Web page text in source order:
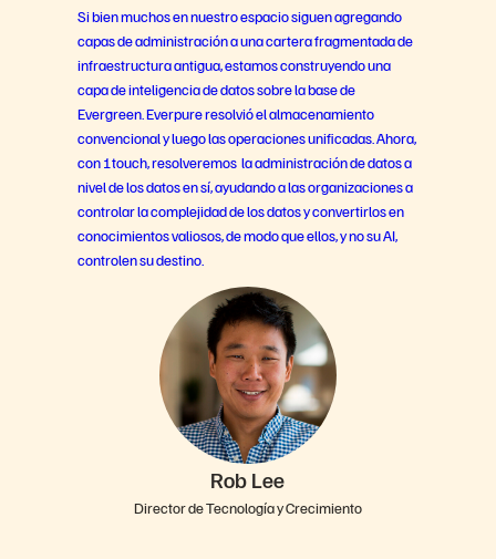
Si bien muchos en nuestro espacio siguen agregando
capas de administración a una cartera fragmentada de
infraestructura antigua, estamos construyendo una
capa de inteligencia de datos sobre la base de
Evergreen. Everpure resolvió el almacenamiento
convencional y luego las operaciones unificadas. Ahora,
con 1touch, resolveremos la administración de datos a
nivel de los datos en sí, ayudando a las organizaciones a
controlar la complejidad de los datos y convertirlos en
conocimientos valiosos, de modo que ellos, y no su AI,
controlen su destino.
Rob Lee
Director de Tecnología y Crecimiento